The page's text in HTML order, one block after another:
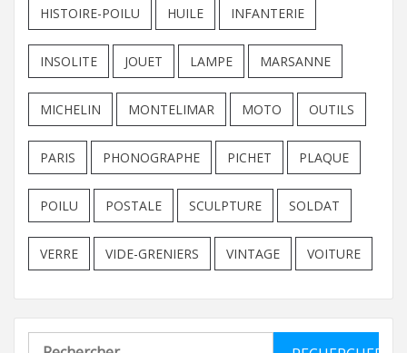
HISTOIRE-POILU HUILE INFANTERIE
INSOLITE JOUET LAMPE MARSANNE
MICHELIN MONTELIMAR MOTO OUTILS
PARIS PHONOGRAPHE PICHET PLAQUE
POILU POSTALE SCULPTURE SOLDAT
VERRE VIDE-GRENIERS VINTAGE VOITURE
Rechercher :